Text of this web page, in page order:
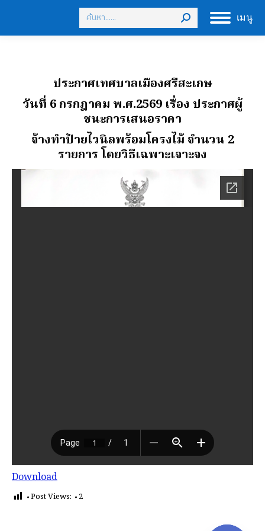
เมนู
Search:
ประกาศเทศบาลเมืองศรีสะเกษ
วันที่ 6 กรกฎาคม พ.ศ.2569 เรื่อง ประกาศผู้
ชนะการเสนอราคา
จ้างทําป้ายไวนิลพร้อมโครงไม้ จํานวน 2
รายการ โดยวิธีเฉพาะเจาะจง
Download
Post Views: 2